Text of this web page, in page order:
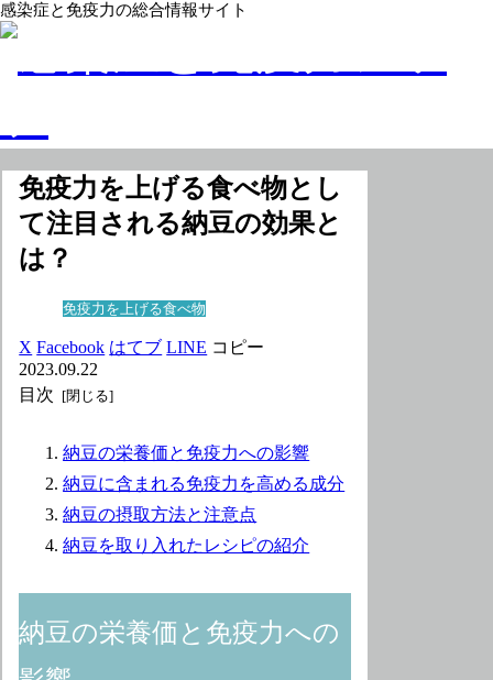
感染症と免疫力の総合情報サイト
免疫力を上げる食べ物とし
て注目される納豆の効果と
は？
免疫力を上げる食べ物
X Facebook はてブ LINE コピー
2023.09.22
目次
納豆の栄養価と免疫力への影響
納豆に含まれる免疫力を高める成分
納豆の摂取方法と注意点
納豆を取り入れたレシピの紹介
納豆の栄養価と免疫力への